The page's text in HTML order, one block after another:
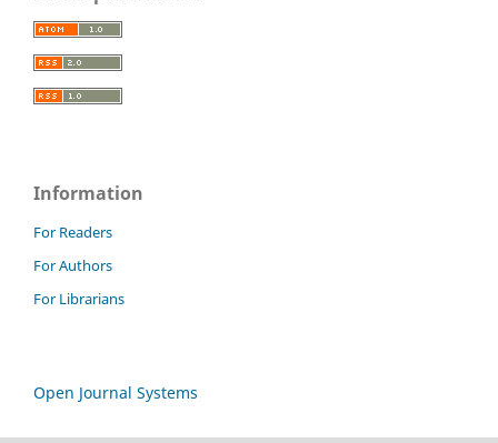
Information
For Readers
For Authors
For Librarians
Open Journal Systems